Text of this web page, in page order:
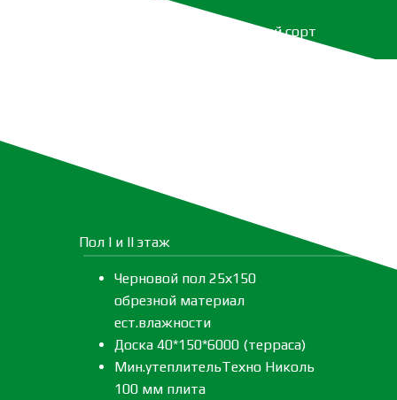
Леса 40*150*6000 второй сорт
Пол I и II этаж
Черновой пол 25х150
обрезной материал
ест.влажности
Доска 40*150*6000 (терраса)
Мин.утеплительТехно Николь
100 мм плита